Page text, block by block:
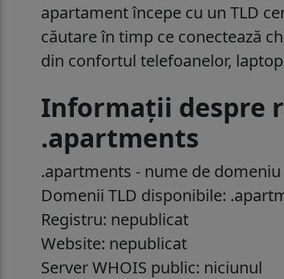
apartament începe cu un TLD
căutare în timp ce conectează
din confortul telefoanelor,
Informații despre
.apartments
.apartments - nume de
Domenii TLD disponibile:
Registru: nepublicat
Website: nepublicat
Server WHOIS public: niciunul